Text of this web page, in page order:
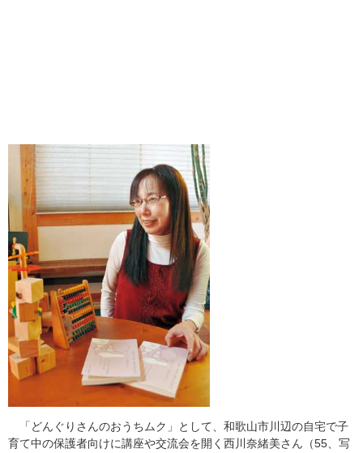
「どんぐりさんのおうちムク」として、和歌山市川辺の自宅で子
育て中の保護者向けに講座や交流会を開く西川奈緒美さん（55、写